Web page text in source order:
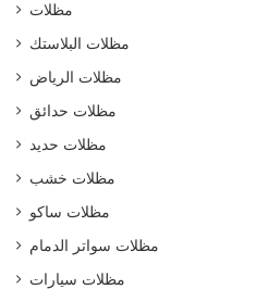
مظلات
مظلات البلاستك
مظلات الرياض
مظلات حدائق
مظلات حديد
مظلات خشب
مظلات ساكو
مظلات سواتر الدمام
مظلات سيارات